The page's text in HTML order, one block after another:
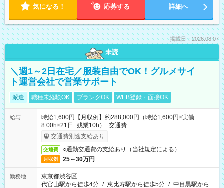
気になる！ 応募する 詳細へ
掲載日：2026.08.07
未読
＼週1～2日在宅／服装自由でOK！グルメサイ
ト運営会社で営業サポート
派遣 職種未経験OK ブランクOK WEB登録・面接OK
給与
時給1,600円【月収例】約288,000円（時給1,600円×実働
8.00h×21日+残業10h）+交通費
交通費別途支給あり
交通費 ○通勤交通費の支給あり（当社規定による）
月収例 25～30万円
勤務地
東京都渋谷区
代官山駅から徒歩4分 / 恵比寿駅から徒歩5分 / 中目黒駅から